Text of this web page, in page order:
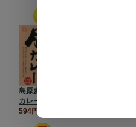
島原麦みそ仕立て【豚角煮
カレー】
594円（税込）円